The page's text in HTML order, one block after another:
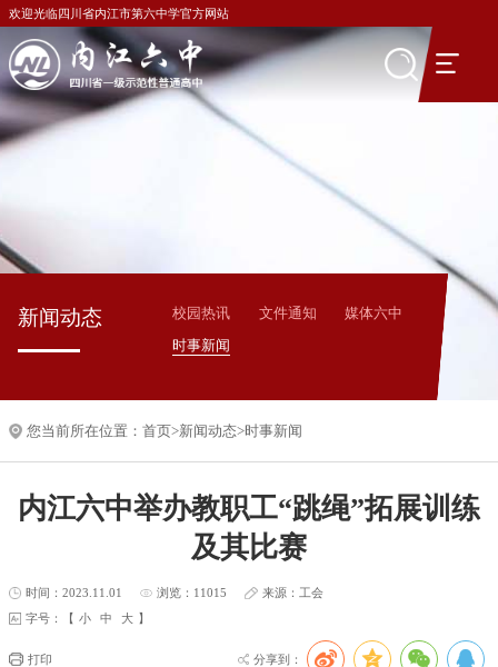
欢迎光临四川省内江市第六中学官方网站
您当前所在位置： 首页>新闻动态>时事新闻
新闻动态 校园热讯 文件通知 媒体六中
时事新闻
内江六中举办教职工“跳绳”拓展训练
及其比赛
时间：2023.11.01 浏览：11015
来源：工会
字号：【 小 中 大 】
打印 分享到：